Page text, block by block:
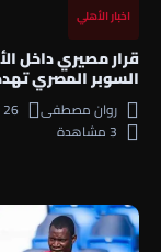
اخبار الأهلي
قرار مصيري داخل
السوبر المصري
روان مصطفى 26 مايو، 2026
3 مشاهدة